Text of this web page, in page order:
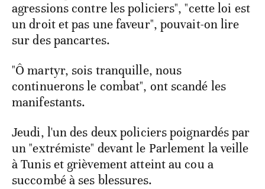
agressions contre les policiers", "cette loi est
un droit et pas une faveur", pouvait-on lire
sur des pancartes.
"Ô martyr, sois tranquille, nous
continuerons le combat", ont scandé les
manifestants.
Jeudi, l'un des deux policiers poignardés par
un "extrémiste" devant le Parlement la veille
à Tunis et grièvement atteint au cou a
succombé à ses blessures.